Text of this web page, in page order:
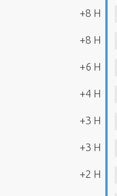
+8 H
+8 H
+6 H
+4 H
+3 H
+3 H
+2 H